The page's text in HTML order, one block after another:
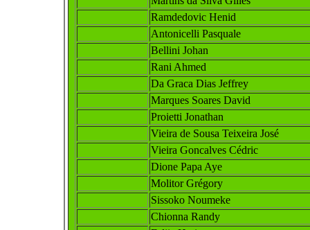
Ramdedovic Henid
Antonicelli Pasquale
Bellini Johan
Rani Ahmed
Da Graca Dias Jeffrey
Marques Soares David
Proietti Jonathan
Vieira de Sousa Teixeira José
Vieira Goncalves Cédric
Dione Papa Aye
Molitor Grégory
Sissoko Noumeke
Chionna Randy